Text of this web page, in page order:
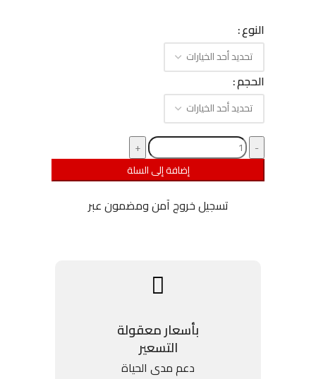
النوع
الحجم
إضافة إلى السلة
تسجيل خروج آمن ومضمون عبر
بأسعار معقولة
التسعير
دعم مدى الحياة